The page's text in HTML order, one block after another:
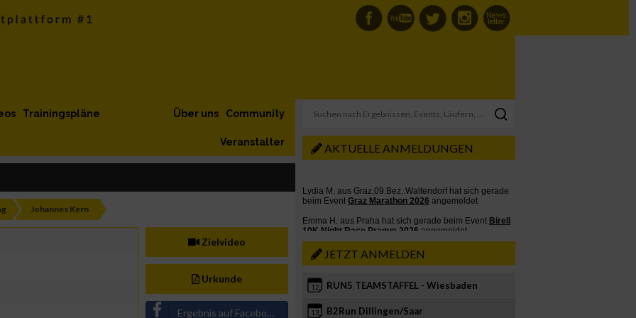
Trainingspläne Community
Über uns
Veranstalter
Johannes Kern
Zielvideo
Urkunde
Ergebnis auf Facebook teilen
AKTUELLE ANMELDUNGEN
JETZT ANMELDEN
12 RUN5 TEAMSTAFFEL - Wiesbaden
13 B2Run Dillingen/Saar